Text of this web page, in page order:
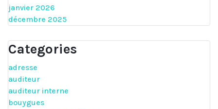
janvier 2026
décembre 2025
Categories
adresse
auditeur
auditeur interne
bouygues